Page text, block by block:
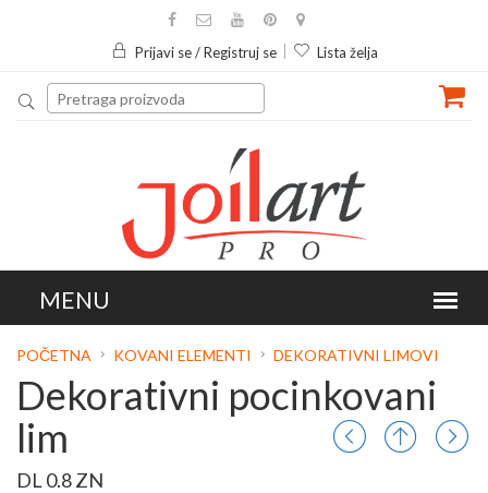
Prijavi se / Registruj se Lista želja
POČETNA KOVANI ELEMENTI DEKORATIVNI LIMOVI
Dekorativni pocinkovani
lim
DL 0.8 ZN